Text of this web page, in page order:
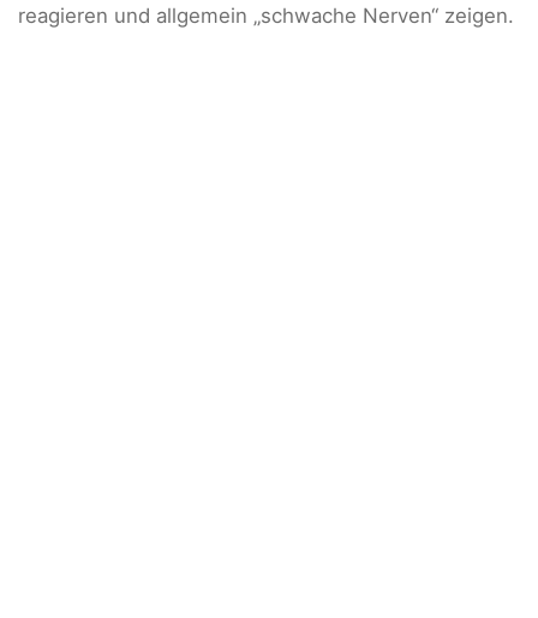
reagieren und allgemein „schwache Nerven“ zeigen.